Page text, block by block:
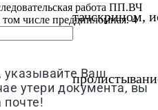
тачскрином,
работа ПП.ВЧ
числе преддипломная. 4
указывайте Ваш
утери документа, вы
почте!